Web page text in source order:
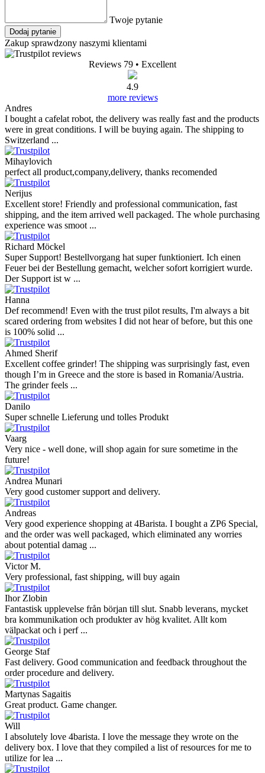
Twoje pytanie
Dodaj pytanie
Zakup sprawdzony naszymi klientami
Reviews 79 • Excellent
4.9
more reviews
Andres
I bought a cafelat robot, the delivery was really fast and the products
were in great conditions. I will be buying again. The shipping to
Switzerland ...
Mihaylovich
perfect all product,company,delivery, thanks recomended
Nerijus
Excellent store! Friendly and professional communication, fast
shipping, and the item arrived well packaged. The whole purchasing
experience was smoot ...
Richard Möckel
Super Support! Bestellvorgang hat super funktioniert. Ich einen
Feuer bei der Bestellung gemacht, welcher sofort korrigiert wurde.
Der Support ist w ...
Hanna
Def recommend! Even with the trust pilot results, I'm always a bit
scared ordering from websites I did not hear of before, but this one
is 100% solid ...
Ahmed Sherif
Excellent coffee grinder! The shipping was surprisingly fast, even
though I’m in Greece and the store is based in Romania/Austria.
The grinder feels ...
Danilo
Super schnelle Lieferung und tolles Produkt
Vaarg
Very nice - well done, will shop again for sure sometime in the
future!
Andrea Munari
Very good customer support and delivery.
Andreas
Very good experience shopping at 4Barista. I bought a ZP6 Special,
and the order was well packaged, which eliminated any worries
about potential damag ...
Victor M.
Very professional, fast shipping, will buy again
Ihor Zlobin
Fantastisk upplevelse från början till slut. Snabb leverans, mycket
bra kommunikation och produkter av hög kvalitet. Allt kom
välpackat och i perf ...
George Staf
Fast delivery. Good communication and feedback throughout the
order procedure and delivery.
Martynas Sagaitis
Great product. Game changer.
Will
I absolutely love 4barista. I love the message they wrote on the
delivery box. I love that they compiled a list of resources for me to
utilize for lea ...